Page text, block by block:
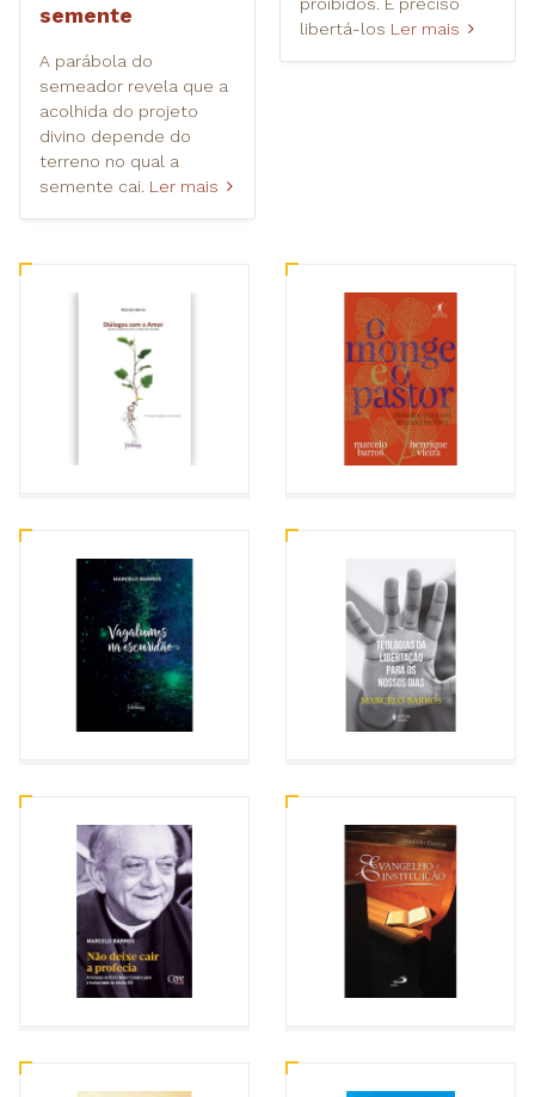
proibidos. É preciso
libertá-los Ler mais
semente
A parábola do
semeador revela que a
acolhida do projeto
divino depende do
terreno no qual a
semente cai. Ler mais